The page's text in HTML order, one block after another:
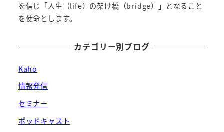
を信じ「人生（life）の架け橋（bridge）」となること
を使命とします。
カテゴリー別ブログ
Kaho
情報発信
セミナー
ポッドキャスト